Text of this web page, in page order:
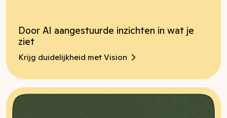
Door AI aangestuurde inzichten in wat je
ziet
Krijg duidelijkheid met Vision